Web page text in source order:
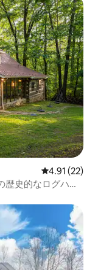
レビュー22
4.91 (22)
歴史的なログハウ